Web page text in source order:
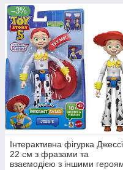
–3%
Інтерактивна фігурка Джессі
22 см з фразами та
взаємодією з іншими